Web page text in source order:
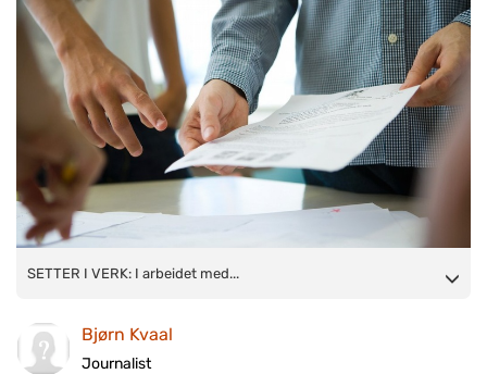
SETTER I VERK: I arbeidet med å omsette ROP-
www.colourbox.no)
SETTER I VERK: I arbeidet med...
Bjørn Kvaal
Journalist